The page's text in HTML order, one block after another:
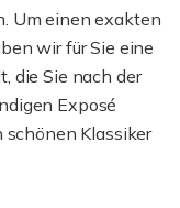
Um einen exakten
wir für Sie eine
die Sie nach der
Exposé
schönen Klassiker